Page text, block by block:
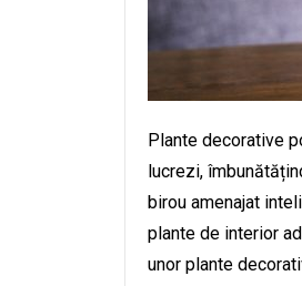
Plante decorative
lucrezi,
birou amenajat
plante de interior
unor plante